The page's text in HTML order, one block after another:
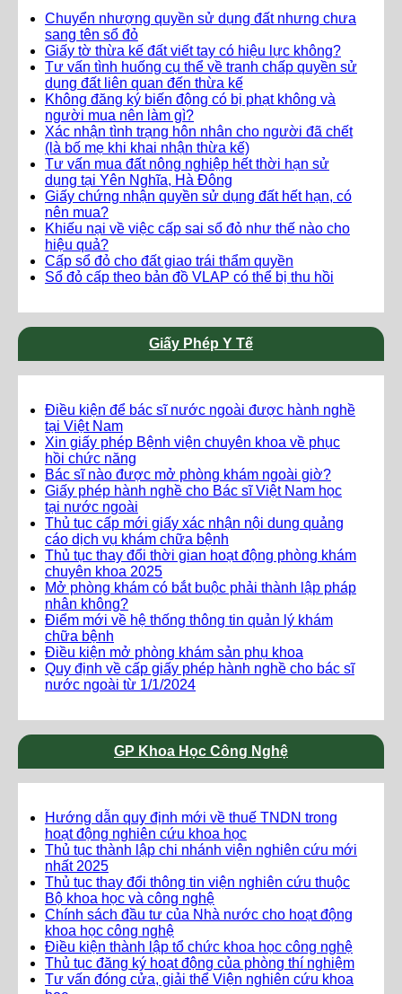
Chuyển nhượng quyền sử dụng đất nhưng chưa
sang tên sổ đỏ
Giấy tờ thừa kế đất viết tay có hiệu lực không?
Tư vấn tình huống cụ thể về tranh chấp quyền sử
dụng đất liên quan đến thừa kế
Không đăng ký biến động có bị phạt không và
người mua nên làm gì?
Xác nhận tình trạng hôn nhân cho người đã chết
(là bố mẹ khi khai nhận thừa kế)
Tư vấn mua đất nông nghiệp hết thời hạn sử
dụng tại Yên Nghĩa, Hà Đông
Giấy chứng nhận quyền sử dụng đất hết hạn, có
nên mua?
Khiếu nại về việc cấp sai sổ đỏ như thế nào cho
hiệu quả?
Cấp sổ đỏ cho đất giao trái thẩm quyền
Sổ đỏ cấp theo bản đồ VLAP có thể bị thu hồi
Giấy Phép Y Tế
Điều kiện để bác sĩ nước ngoài được hành nghề
tại Việt Nam
Xin giấy phép Bệnh viện chuyên khoa về phục
hồi chức năng
Bác sĩ nào được mở phòng khám ngoài giờ?
Giấy phép hành nghề cho Bác sĩ Việt Nam học
tại nước ngoài
Thủ tục cấp mới giấy xác nhận nội dung quảng
cáo dịch vụ khám chữa bệnh
Thủ tục thay đổi thời gian hoạt động phòng khám
chuyên khoa 2025
Mở phòng khám có bắt buộc phải thành lập pháp
nhân không?
Điểm mới về hệ thống thông tin quản lý khám
chữa bệnh
Điều kiện mở phòng khám sản phụ khoa
Quy định về cấp giấy phép hành nghề cho bác sĩ
nước ngoài từ 1/1/2024
GP Khoa Học Công Nghệ
Hướng dẫn quy định mới về thuế TNDN trong
hoạt động nghiên cứu khoa học
Thủ tục thành lập chi nhánh viện nghiên cứu mới
nhất 2025
Thủ tục thay đổi thông tin viện nghiên cứu thuộc
Bộ khoa học và công nghệ
Chính sách đầu tư của Nhà nước cho hoạt động
khoa học công nghệ
Điều kiện thành lập tổ chức khoa học công nghệ
Thủ tục đăng ký hoạt động của phòng thí nghiệm
Tư vấn đóng cửa, giải thể Viện nghiên cứu khoa